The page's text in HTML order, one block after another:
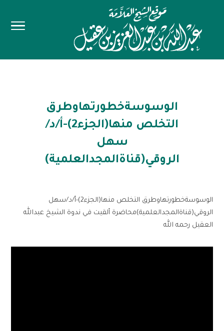
الوسوسةخطورتهاوطرق
التخلص منها(الجزء2)-أ/د/
سهل
الروقي(قناةالمجدالعلمية)
الوسوسةخطورتهاوطرق التخلص منها(الجزء2)-أ/د/سهل
الروقي(قناةالمجدالعلمية)محاضرة ألقيت في ندوة الشيخ عبدالله
العقيل رحمه الله